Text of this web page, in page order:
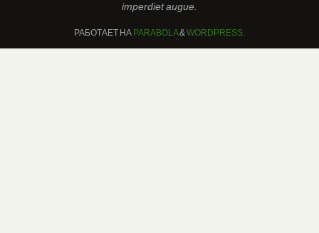
imperdiet augue.
РАБОТАЕТ НА PARABOLA&WORDPRESS.